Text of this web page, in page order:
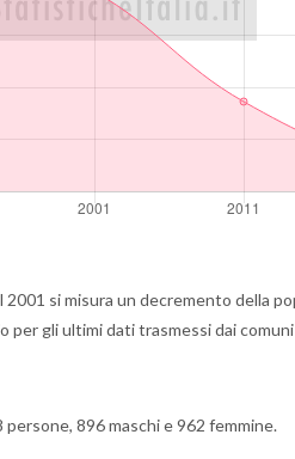
si misura un decremento della
gli ultimi dati trasmessi dai
896 maschi e 962 femmine.